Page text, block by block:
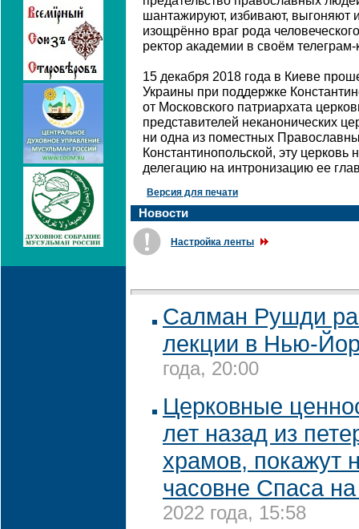
шантажируют, избивают, выгоняют
изощрённо враг рода
ректор академии в своём телеграм-
15 декабря 2018 года в Киеве
Украины при поддержке
от Московского патриархата
представителей неканонических
ни одна из поместных
Константинопольской, эту церковь
делегацию на интронизацию ее
Версия для печати
Новости
Настройка ленты
Салман Рушди
лекции в Нью-
года, 20:00
Церковные
лет назад из
храмов, покажут
часовне Спаса
2022 года, 15:58